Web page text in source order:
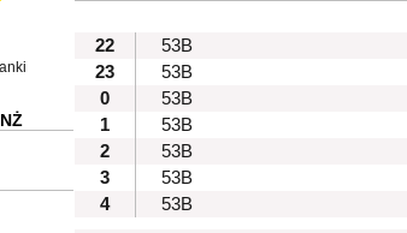
22
53B
23
53B
0
53B
1
53B
2
53B
3
53B
4
53B